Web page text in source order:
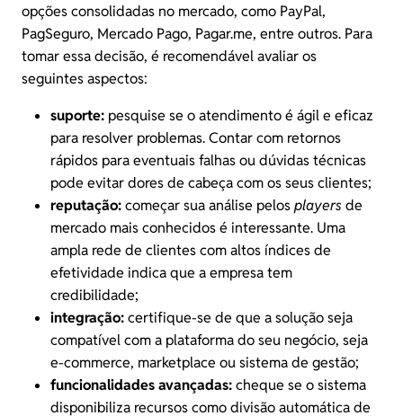
opções consolidadas no mercado, como PayPal,
PagSeguro, Mercado Pago, Pagar.me, entre outros. Para
tomar essa decisão, é recomendável avaliar os
seguintes aspectos:
suporte: pesquise se o atendimento é ágil e eficaz
para resolver problemas. Contar com retornos
rápidos para eventuais falhas ou dúvidas técnicas
pode evitar dores de cabeça com os seus clientes;
reputação:começar sua análise pelosplayers de
mercado mais conhecidos é interessante. Uma
ampla rede de clientes com altos índices de
efetividade indica que a empresa tem
credibilidade;
integração:certifique-se de que a solução seja
compatível com a plataforma do seu negócio, seja
e-commerce, marketplace ou sistema de gestão;
funcionalidades avançadas:cheque se o sistema
disponibiliza recursos como divisão automática de